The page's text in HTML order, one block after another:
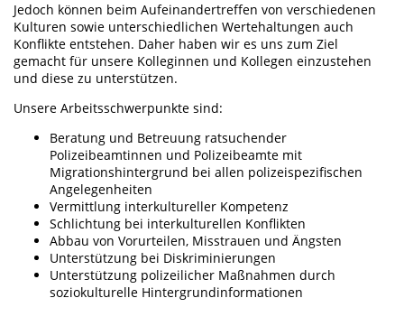
Jedoch können beim Aufeinandertreffen von verschiedenen
Kulturen sowie unterschiedlichen Wertehaltungen auch
Konflikte entstehen. Daher haben wir es uns zum Ziel
gemacht für unsere Kolleginnen und Kollegen einzustehen
und diese zu unterstützen.
Unsere Arbeitsschwerpunkte sind:
Beratung und Betreuung ratsuchender
Polizeibeamtinnen und Polizeibeamte mit
Migrationshintergrund bei allen polizeispezifischen
Angelegenheiten
Vermittlung interkultureller Kompetenz
Schlichtung bei interkulturellen Konflikten
Abbau von Vorurteilen, Misstrauen und Ängsten
Unterstützung bei Diskriminierungen
Unterstützung polizeilicher Maßnahmen durch
soziokulturelle Hintergrundinformationen